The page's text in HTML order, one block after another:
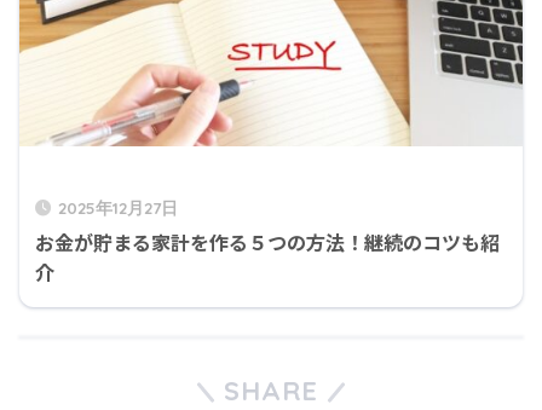
2025年12月27日
お金が貯まる家計を作る５つの方法！継続のコツも紹
介
SHARE